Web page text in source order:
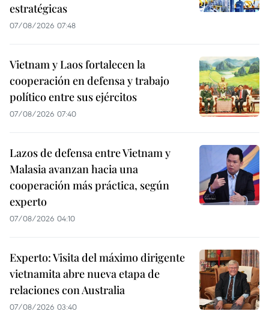
estratégicas
07/08/2026 07:48
Vietnam y Laos fortalecen la
cooperación en defensa y trabajo
político entre sus ejércitos
07/08/2026 07:40
Lazos de defensa entre Vietnam y
Malasia avanzan hacia una
cooperación más práctica, según
experto
07/08/2026 04:10
Experto: Visita del máximo dirigente
vietnamita abre nueva etapa de
relaciones con Australia
07/08/2026 03:40